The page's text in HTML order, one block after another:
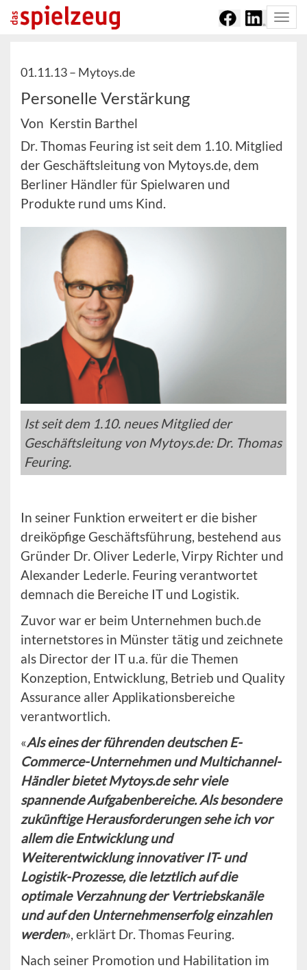
01.11.13 – Mytoys.de
Personelle Verstärkung
Von Kerstin Barthel
Dr. Thomas Feuring ist seit dem 1.10. Mitglied
der Geschäftsleitung von Mytoys.de, dem
Berliner Händler für Spielwaren und
Produkte rund ums Kind.
Ist seit dem 1.10. neues Mitglied der
Geschäftsleitung von Mytoys.de: Dr. Thomas
Feuring.
In seiner Funktion erweitert er die bisher
dreiköpfige Geschäftsführung, bestehend aus
Gründer Dr. Oliver Lederle, Virpy Richter und
Alexander Lederle. Feuring verantwortet
demnach die Bereiche IT und Logistik.
Zuvor war er beim Unternehmen buch.de
internetstores in Münster tätig und zeichnete
als Director der IT u.a. für die Themen
Konzeption, Entwicklung, Betrieb und Quality
Assurance aller Applikationsbereiche
verantwortlich.
«Als eines der führenden deutschen E-
Commerce-Unternehmen und Multichannel-
Händler bietet Mytoys.de sehr viele
spannende Aufgabenbereiche. Als besondere
zukünftige Herausforderungen sehe ich vor
allem die Entwicklung und
Weiterentwicklung innovativer IT- und
Logistik-Prozesse, die letztlich auf die
optimale Verzahnung der Vertriebskanäle
und auf den Unternehmenserfolg einzahlen
werden», erklärt Dr. Thomas Feuring.
Nach seiner Promotion und Habilitation im